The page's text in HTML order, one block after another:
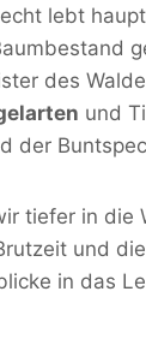
lebt
des
und
der
tiefer in die
und
in das